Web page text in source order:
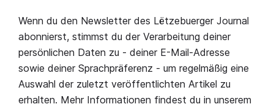
Wenn du den Newsletter des Lëtzebuerger Journal
abonnierst, stimmst du der Verarbeitung deiner
persönlichen Daten zu - deiner E-Mail-Adresse
sowie deiner Sprachpräferenz - um regelmäßig eine
Auswahl der zuletzt veröffentlichten Artikel zu
erhalten. Mehr Informationen findest du in unserem